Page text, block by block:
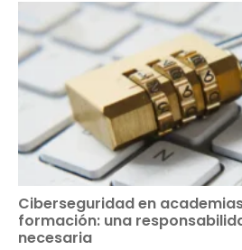
Ciberseguridad en
formación: una
necesaria